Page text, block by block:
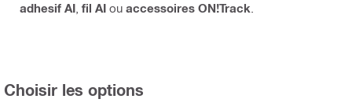
adhesif AI fil AI ou accessoires ON!Track
Choisir les options